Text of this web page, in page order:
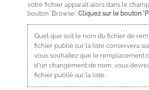
votre fichier apparaît alors dans le
bouton 'Browse'. Cliquez sur le bouton
Quel que soit le nom du fichier de
fichier publié sur la liste conservera
vous souhaitez que le remplacement
d'un changement de nom, vous
fichier publié sur la liste.